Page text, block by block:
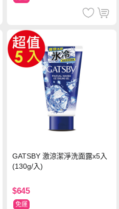
GATSBY 激涼潔淨洗面露x5入
(130g/入)
$645
免運